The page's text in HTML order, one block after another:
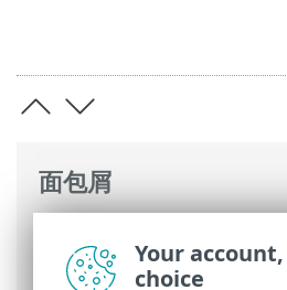
面包屑
ESET PROTECT>自动更新
Your
choice